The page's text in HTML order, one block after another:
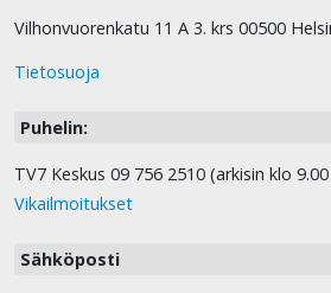
Vilhonvuorenkatu 11 A 3. krs 00500
Tietosuoja
Puhelin:
TV7 Keskus 09 756 2510 (arkisin klo
Vikailmoitukset
Sähköposti